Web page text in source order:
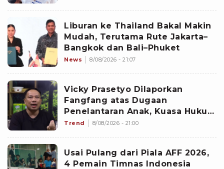
Liburan ke Thailand Bakal Makin
Mudah, Terutama Rute Jakarta–
Bangkok dan Bali–Phuket
News 8/08/2026 - 21:07
Vicky Prasetyo Dilaporkan
Fangfang atas Dugaan
Penelantaran Anak, Kuasa Hukum
Justru Soroti Status Pernikahan
Trend 8/08/2026 - 21:00
Usai Pulang dari Piala AFF 2026,
4 Pemain Timnas Indonesia